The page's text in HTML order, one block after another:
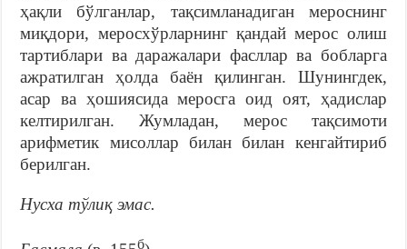
ҳақли бўлганлар, тақсимланадиган мероснинг
миқдори, меросхўрларнинг қандай мерос олиш
тартиблари ва даражалари фасллар ва бобларга
ажратилган ҳолда баён қилинган. Шунингдек,
асар ва ҳошиясида меросга оид оят, ҳадислар
келтирилган. Жумладан, мерос тақсимоти
арифметик мисоллар билан билан кенгайтириб
берилган.
Нусха тўлиқ эмас.
б